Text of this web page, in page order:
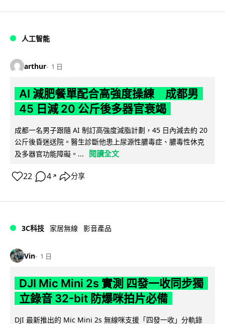
人工智能
arthur 1 日
AI 減肥餐單配合高強度操練 成都男
45 日減 20 公斤後多器官衰竭
成都一名男子跟隨 AI 制訂高強度減脂計劃，45 日內減去約 20
公斤後昏迷送院。醫生診斷他患上尿源性膿毒症、膿毒性休克
及多器官功能障礙。...
閱讀全文
22 4 ↗ 分享
3C科技 家居無線 影音產品
Vin 1 日
DJI Mic Mini 2s 實測 四發一收同步獨
立錄音 32-bit 防爆咪拍片必備
DJI 最新推出的 Mic Mini 2s 無線咪支援「四發一收」分軌錄